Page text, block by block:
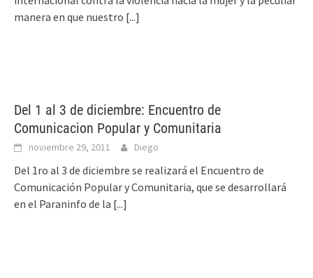
manera en que nuestro [...]
Del 1 al 3 de diciembre: Encuentro de
Comunicacion Popular y Comunitaria
noviembre 29, 2011 Diego
Del 1ro al 3 de diciembre se realizará el Encuentro de
Comunicación Popular y Comunitaria, que se desarrollará
en el Paraninfo de la [...]